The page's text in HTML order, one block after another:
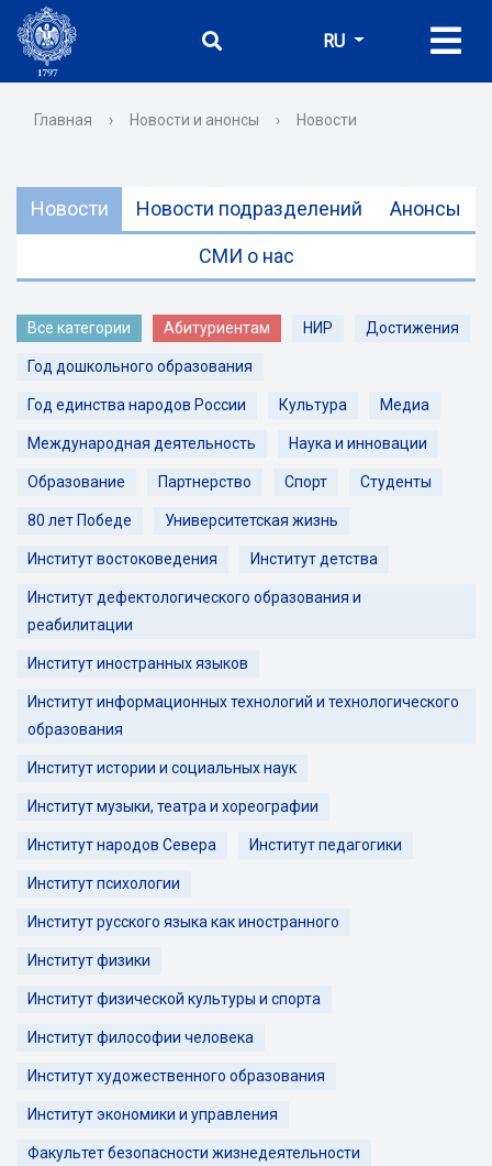
RU
Главная › Новости и анонсы › Новости
Новости Новости подразделений Анонсы
СМИ о нас
Все категории Абитуриентам НИР Достижения
Год дошкольного образования
Год единства народов России Культура Медиа
Международная деятельность Наука и инновации
Образование Партнерство Спорт Студенты
80 лет Победе Университетская жизнь
Институт востоковедения Институт детства
Институт дефектологического образования и
реабилитации
Институт иностранных языков
Институт информационных технологий и технологического
образования
Институт истории и социальных наук
Институт музыки, театра и хореографии
Институт народов Севера Институт педагогики
Институт психологии
Институт русского языка как иностранного
Институт физики
Институт физической культуры и спорта
Институт философии человека
Институт художественного образования
Институт экономики и управления
Факультет безопасности жизнедеятельности